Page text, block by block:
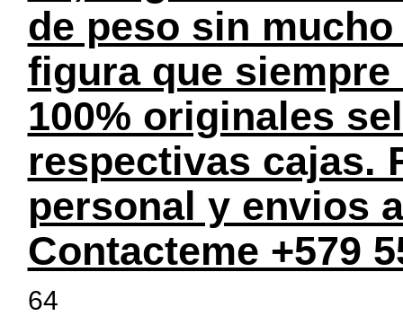
de peso sin
figura que
100% originales
respectivas cajas.
personal y envios
Contacteme +579
64